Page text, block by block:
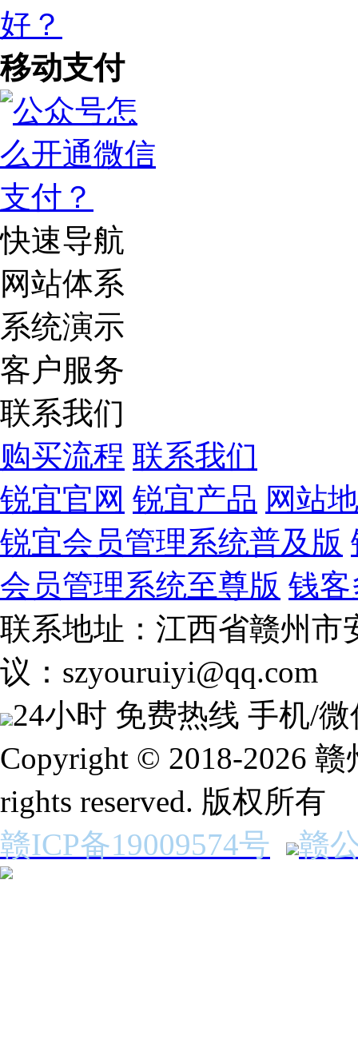
移动支付
快速导航
网站体系
系统演示
客户服务
联系我们
购买流程 联系我们
锐宜官网 锐宜产品 网站
锐宜会员管理系统普及版
会员管理系统至尊版 钱
联系地址：江西省赣州市
议：szyouruiyi@qq.com
24小时 免费热线 手机/微
Copyright © 2018-2026
rights reserved. 版权所有
赣ICP备19009574号
赣